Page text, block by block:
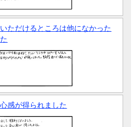
ただけるところは他になかった
感が得られました